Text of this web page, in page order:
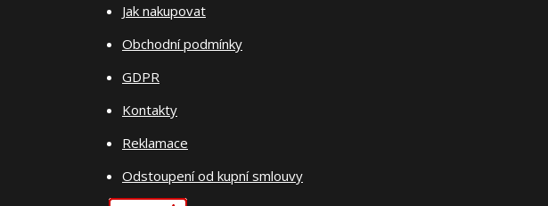
Jak nakupovat
Obchodní podmínky
GDPR
Kontakty
Reklamace
Odstoupení od kupní smlouvy